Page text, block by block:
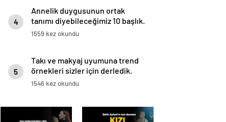
4
Annelik duygusunun ortak
tanımı diyebileceğimiz 10 başlık.
1559 kez okundu
5
Takı ve makyaj uyumuna trend
örnekleri sizler için derledik.
1546 kez okundu